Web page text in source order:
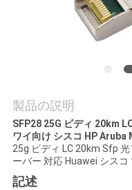
絡
し
な
製品の説明
SFP28 25G ビディ 20km
ワイ向け シスコ HP
25g ビディ LC 20km Sfp
ーバー 対応 Huawei シス
記述